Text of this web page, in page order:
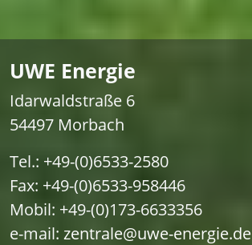
UWE Energie
Idarwaldstraße 6
54497 Morbach
Tel.: +49-(0)6533-2580
Fax: +49-(0)6533-958446
Mobil: +49-(0)173-6633356
e-mail: zentrale@uwe-energie.de